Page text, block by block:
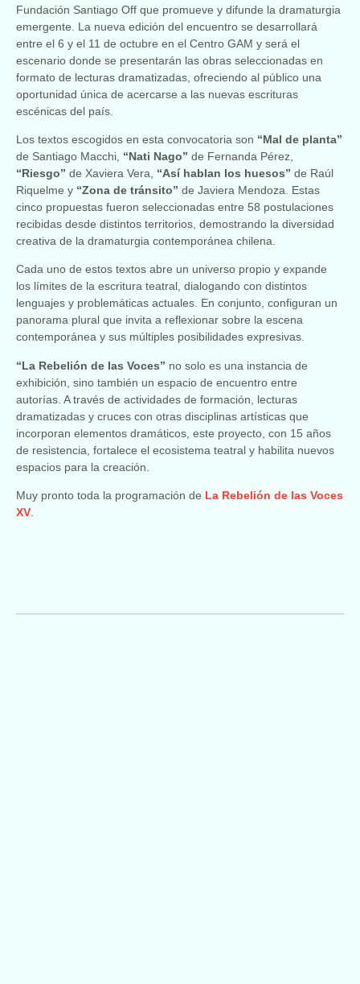
Fundación Santiago Off que promueve y difunde la dramaturgia
emergente. La nueva edición del encuentro se desarrollará
entre el 6 y el 11 de octubre en el Centro GAM y será el
escenario donde se presentarán las obras seleccionadas en
formato de lecturas dramatizadas, ofreciendo al público una
oportunidad única de acercarse a las nuevas escrituras
escénicas del país.
Los textos escogidos en esta convocatoria son “Mal de planta”
de Santiago Macchi, “Nati Nago” de Fernanda Pérez,
“Riesgo” de Xaviera Vera, “Así hablan los huesos” de Raúl
Riquelme y “Zona de tránsito” de Javiera Mendoza. Estas
cinco propuestas fueron seleccionadas entre 58 postulaciones
recibidas desde distintos territorios, demostrando la diversidad
creativa de la dramaturgia contemporánea chilena.
Cada uno de estos textos abre un universo propio y expande
los límites de la escritura teatral, dialogando con distintos
lenguajes y problemáticas actuales. En conjunto, configuran un
panorama plural que invita a reflexionar sobre la escena
contemporánea y sus múltiples posibilidades expresivas.
“La Rebelión de las Voces” no solo es una instancia de
exhibición, sino también un espacio de encuentro entre
autorías. A través de actividades de formación, lecturas
dramatizadas y cruces con otras disciplinas artísticas que
incorporan elementos dramáticos, este proyecto, con 15 años
de resistencia, fortalece el ecosistema teatral y habilita nuevos
espacios para la creación.
Muy pronto toda la programación de La Rebelión de las Voces
XV